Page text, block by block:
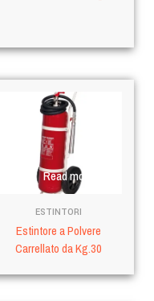
Read more
ESTINTORI
Estintore a Polvere
Carrellato da Kg.30